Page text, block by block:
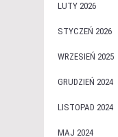
LUTY 2026
STYCZEŃ 2026
WRZESIEŃ 2025
GRUDZIEŃ 2024
LISTOPAD 2024
MAJ 2024